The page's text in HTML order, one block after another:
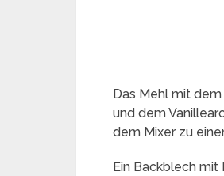
Das Mehl mit
und dem
dem Mixer zu
Ein Backblech mit